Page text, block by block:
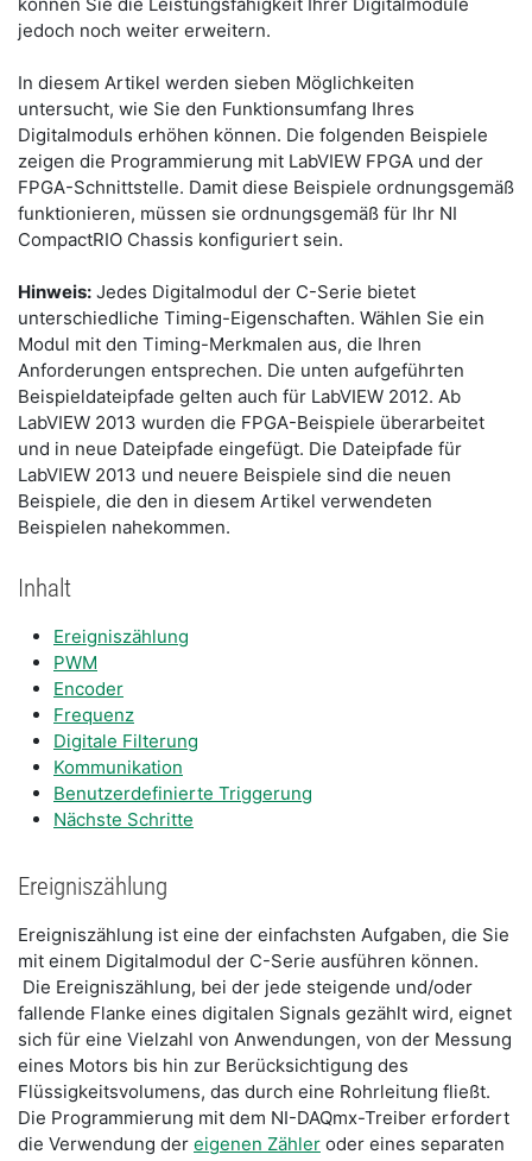
jedoch noch weiter erweitern.
In diesem Artikel werden sieben Möglichkeiten
untersucht, wie Sie den Funktionsumfang Ihres
Digitalmoduls erhöhen können. Die folgenden Beispiele
zeigen die Programmierung mit LabVIEW FPGA und der
FPGA-Schnittstelle. Damit diese Beispiele ordnungsgemäß
funktionieren, müssen sie ordnungsgemäß für Ihr NI
CompactRIO Chassis konfiguriert sein.
Hinweis: Jedes Digitalmodul der C-Serie bietet
unterschiedliche Timing-Eigenschaften. Wählen Sie ein
Modul mit den Timing-Merkmalen aus, die Ihren
Anforderungen entsprechen. Die unten aufgeführten
Beispieldateipfade gelten auch für LabVIEW 2012. Ab
LabVIEW 2013 wurden die FPGA-Beispiele überarbeitet
und in neue Dateipfade eingefügt. Die Dateipfade für
LabVIEW 2013 und neuere Beispiele sind die neuen
Beispiele, die den in diesem Artikel verwendeten
Beispielen nahekommen.
Inhalt
Ereigniszählung
PWM
Encoder
Frequenz
Digitale Filterung
Kommunikation
Benutzerdefinierte Triggerung
Nächste Schritte
Ereigniszählung
Ereigniszählung ist eine der einfachsten Aufgaben, die Sie
mit einem Digitalmodul der C-Serie ausführen können.
Die Ereigniszählung, bei der jede steigende und/oder
fallende Flanke eines digitalen Signals gezählt wird, eignet
sich für eine Vielzahl von Anwendungen, von der Messung
eines Motors bis hin zur Berücksichtigung des
Flüssigkeitsvolumens, das durch eine Rohrleitung fließt.
Die Programmierung mit dem NI-DAQmx-Treiber erfordert
die Verwendung der eigenen Zähler oder eines separaten